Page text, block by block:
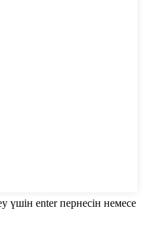
үшін enter пернесін немесе